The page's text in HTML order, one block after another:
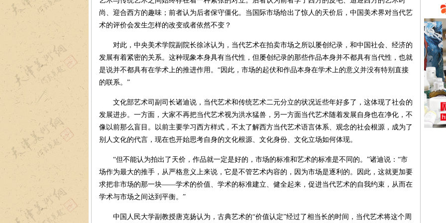
尚、迎合西方的趣味；前者认为后者保守僵化。当国际市场给出了惊人的天价后，中国美术界对当代艺
术的评价会发生怎样的改变或者依然不变？
对此，中央美术学院副院长徐冰认为，当代艺术在拍卖市场之所以屡创纪录，和中国社会、经济的
发展有着紧密的关系。这种现象本身具有当代性，但屡创纪录的那些作品本身并不都具有当代性，也就
是说并不都具有在学术上的推进作用。“因此，市场的起伏和作品本身在学术上的意义并没有特别直接
的联系。”
文化部艺术司副司长诸迪说，当代艺术和传统艺术二元分立的状况近些年好多了，这体现了社会的
发展进步。一方面，大家不再把当代艺术视为洪水猛兽，另一方面当代艺术随着发展自身也在净化，不
像以前那么盲目。以前主要学习西方样式，不太了解西方当代艺术语言体系、观念的社会根源，成为了
别人文化的代言，现在也开始思考自身的文化根源、文化身份、文化立场如何体现。
“但不能认为拍出了天价，作品就一定是好的，市场的标准和艺术的标准是不同的。”诸迪说：“市
场作为最大的推手，从严格意义上来说，它是不管艺术内容的，因为市场是逐利的。因此，这就更加要
求把非市场的那一块——学术的价值、学术的标准建立、健全起来，促进当代艺术的自我约束，从而在
学术与市场之间达到平衡。”
中国人民大学副教授唐克扬认为，古典艺术的“价值认定”经过了相当长的时间，当代艺术将这个周